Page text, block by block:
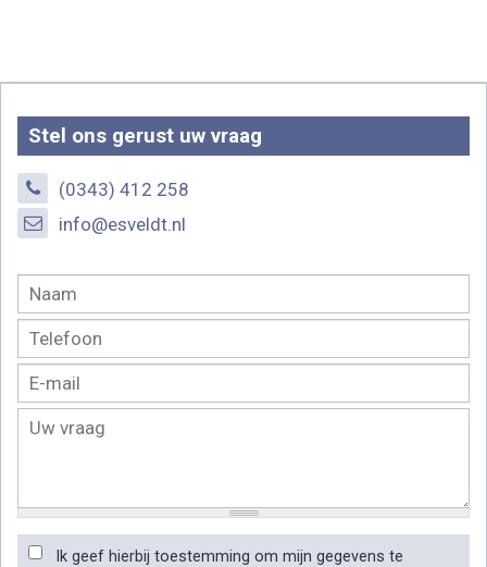
Stel ons gerust uw vraag
(0343) 412 258
info@esveldt.nl
Ik geef hierbij toestemming om mijn gegevens te